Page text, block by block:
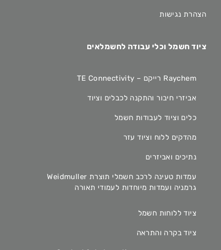
הצהרת נגישות
ציוד חשמל וכלי עבודה לחשמלאים
Raychem רייקם – TE Connectivity
אביזרי חיבור והתקנה לכבלים וציוד
כלים וציוד לעבודות חשמל
מהדקים ללוח וציוד עזר
נתיכים ואביזרים
עמדות טעינה לרכב חשמלי תוצרת Weidmuller
גרמניה ועמדות מיוחדות לעמודי תאורה
ציוד ללוחות חשמל
ציוד בקרה והתראה